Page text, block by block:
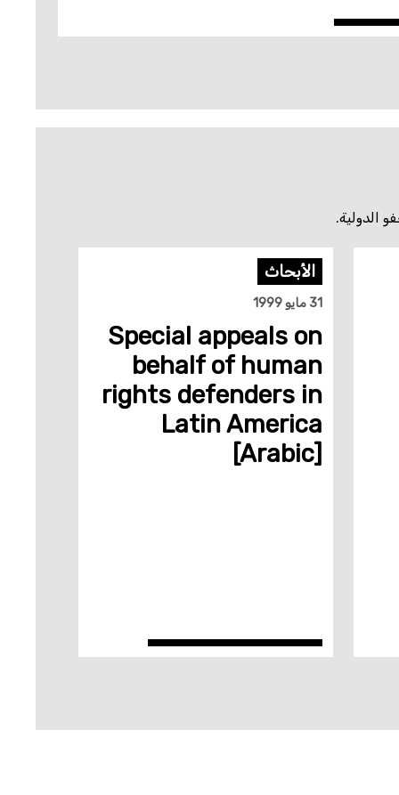
الدولية.
الأبحاث
31 مايو 1999
Special appeals on
behalf of human
rights defenders in
Latin America
[Arabic]